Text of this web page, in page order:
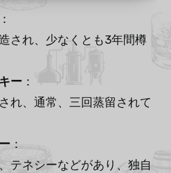
：
され、少なくとも3年間樽
ー ：
れ、通常、三回蒸留されて
：
テネシーなどがあり、独自